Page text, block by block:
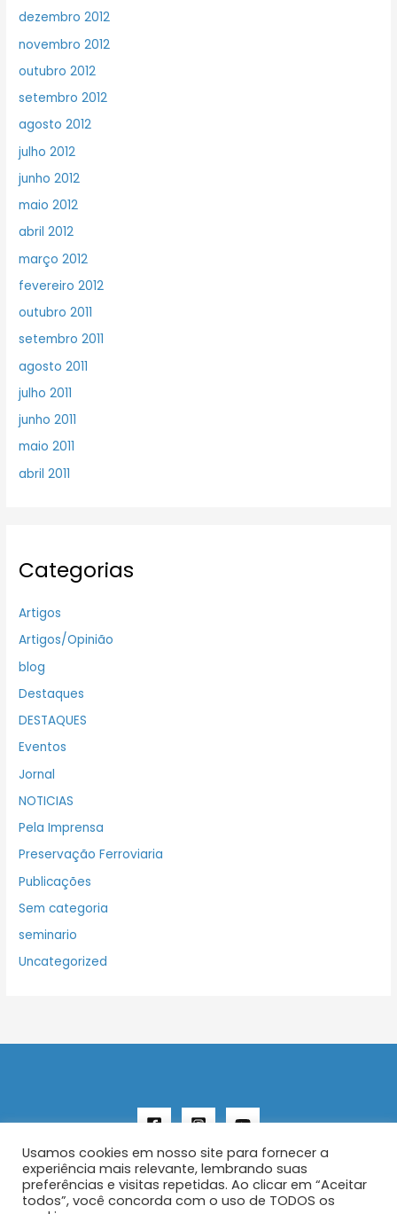
dezembro 2012
novembro 2012
outubro 2012
setembro 2012
agosto 2012
julho 2012
junho 2012
maio 2012
abril 2012
março 2012
fevereiro 2012
outubro 2011
setembro 2011
agosto 2011
julho 2011
junho 2011
maio 2011
abril 2011
Categorias
Artigos
Artigos/Opinião
blog
Destaques
DESTAQUES
Eventos
Jornal
NOTICIAS
Pela Imprensa
Preservação Ferroviaria
Publicações
Sem categoria
seminario
Uncategorized
Copyright © 2026 AENFER
Usamos cookies em nosso site para fornecer a
experiência mais relevante, lembrando suas
preferências e visitas repetidas. Ao clicar em “Aceitar
todos”, você concorda com o uso de TODOS os